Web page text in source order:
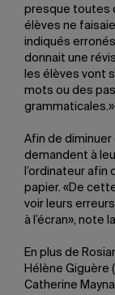
presque toutes
élèves ne
indiqués
donnait une
les élèves vont
mots ou des
grammaticales.»
Afin de
demandent à
l’ordinateur
papier. «De
voir leurs
à l’écran», note
En plus de
Hélène
Catherine